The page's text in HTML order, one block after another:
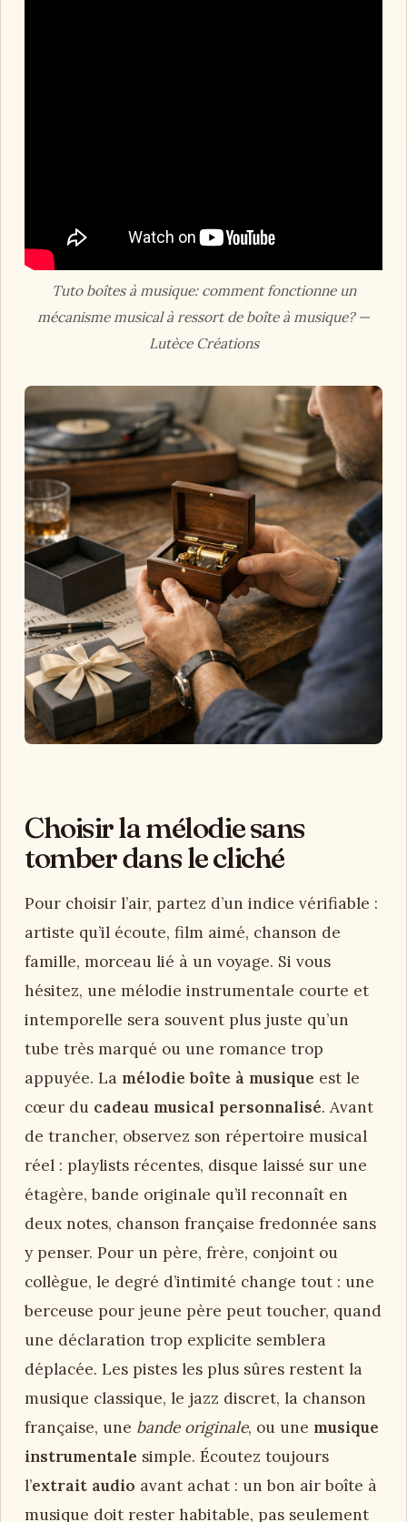
Tuto boîtes à musique: comment fonctionne un
mécanisme musical à ressort de boîte à musique? —
Lutèce Créations
Choisir la mélodie sans
tomber dans le cliché
Pour choisir l’air, partez d’un indice vérifiable :
artiste qu’il écoute, film aimé, chanson de
famille, morceau lié à un voyage. Si vous
hésitez, une mélodie instrumentale courte et
intemporelle sera souvent plus juste qu’un
tube très marqué ou une romance trop
appuyée. La mélodie boîte à musique est le
cœur du cadeau musical personnalisé. Avant
de trancher, observez son répertoire musical
réel : playlists récentes, disque laissé sur une
étagère, bande originale qu’il reconnaît en
deux notes, chanson française fredonnée sans
y penser. Pour un père, frère, conjoint ou
collègue, le degré d’intimité change tout : une
berceuse pour jeune père peut toucher, quand
une déclaration trop explicite semblera
déplacée. Les pistes les plus sûres restent la
musique classique, le jazz discret, la chanson
française, une bande originale, ou une musique
instrumentale simple. Écoutez toujours
l’extrait audio avant achat : un bon air boîte à
musique doit rester habitable, pas seulement